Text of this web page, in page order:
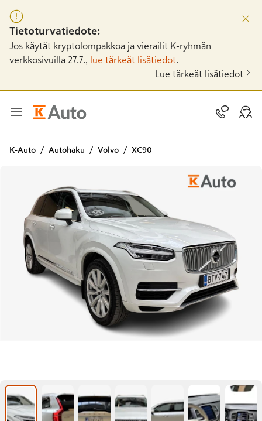
Tietoturvatiedote:
Jos käytät kryptolompakkoa ja vierailit K-ryhmän
verkkosivuilla 27.7.,
lue tärkeät lisätiedot
Lue tärkeät lisätiedot
K-Auto Autohaku Volvo XC90